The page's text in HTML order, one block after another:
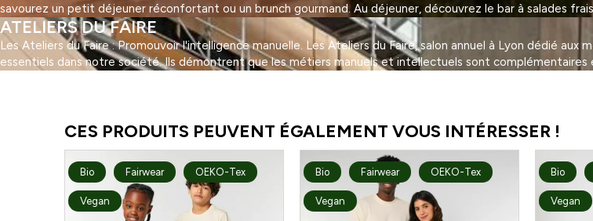
savourez un petit déjeuner réconfortant ou un brunch gourmand. Au déjeuner, découvrez le bar à salades
ATELIERS DU FAIRE
Les Ateliers du Faire : Promouvoir l'intelligence manuelle. Les Ateliers du Faire, salon annuel à Lyon dédié
essentiels dans notre société. Ils démontrent que les métiers manuels et intellectuels sont
CES PRODUITS PEUVENT ÉGALEMENT VOUS INTÉRESSER !
Bio Fairwear OEKO-Tex
Vegan
Bio Fairwear OEKO-Tex
Vegan
Bio
Vegan